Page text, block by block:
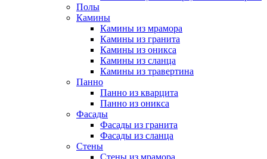
Полы
Камины
Камины из мрамора
Камины из гранита
Камины из оникса
Камины из сланца
Камины из травертина
Панно
Панно из кварцита
Панно из оникса
Фасады
Фасады из гранита
Фасады из сланца
Стены
Стены из мрамора